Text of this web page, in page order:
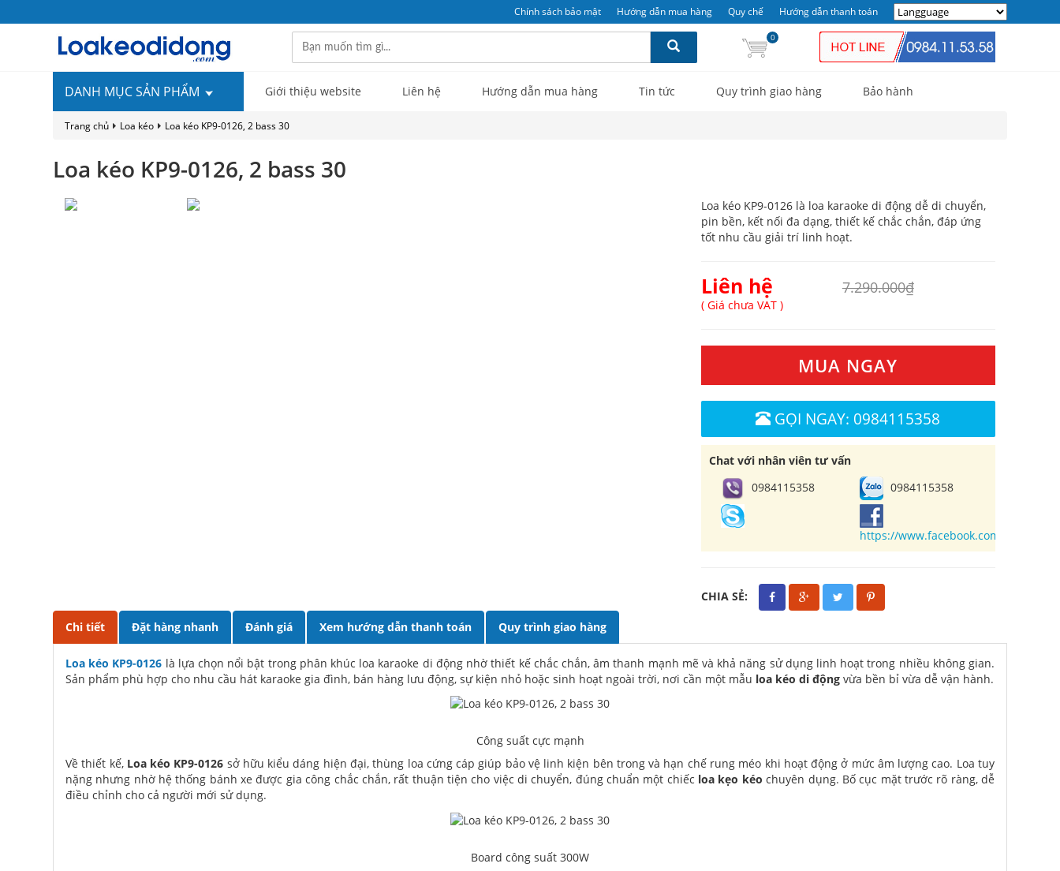
Chính sách bảo mật Hướng dẫn mua hàng Quy chế Hướng dẫn thanh toán
0
DANH MỤC SẢN PHẨM Giới thiệu website Liên hệ Hướng dẫn mua hàng Tin tức Quy trình giao hàng Bảo hành
Trang chủ Loa kéo Loa kéo KP9-0126, 2 bass 30
Loa kéo KP9-0126, 2 bass 30
Loa kéo KP9-0126 là loa karaoke di động dễ di chuyển,
pin bền, kết nối đa dạng, thiết kế chắc chắn, đáp ứng
tốt nhu cầu giải trí linh hoạt.
Liên hệ 7.290.000₫
( Giá chưa VAT )
MUA NGAY
GỌI NGAY: 0984115358
Chat với nhân viên tư vấn
0984115358
0984115358
https://www.facebook.com/
CHIA SẺ:
Chi tiết Đặt hàng nhanh Đánh giá Xem hướng dẫn thanh toán Quy trình giao hàng
Loa kéo KP9-0126 là lựa chọn nổi bật trong phân khúc loa karaoke di động nhờ thiết kế chắc chắn, âm thanh mạnh mẽ và khả năng sử dụng linh hoạt trong nhiều không gian.
Sản phẩm phù hợp cho nhu cầu hát karaoke gia đình, bán hàng lưu động, sự kiện nhỏ hoặc sinh hoạt ngoài trời, nơi cần một mẫu loa kéo di động vừa bền bỉ vừa dễ vận hành.
Công suất cực mạnh
Về thiết kế, Loa kéo KP9-0126 sở hữu kiểu dáng hiện đại, thùng loa cứng cáp giúp bảo vệ linh kiện bên trong và hạn chế rung méo khi hoạt động ở mức âm lượng cao. Loa tuy
nặng nhưng nhờ hệ thống bánh xe được gia công chắc chắn, rất thuận tiện cho việc di chuyển, đúng chuẩn một chiếc loa kẹo kéo chuyên dụng. Bố cục mặt trước rõ ràng, dễ
điều chỉnh cho cả người mới sử dụng.
Board công suất 300W